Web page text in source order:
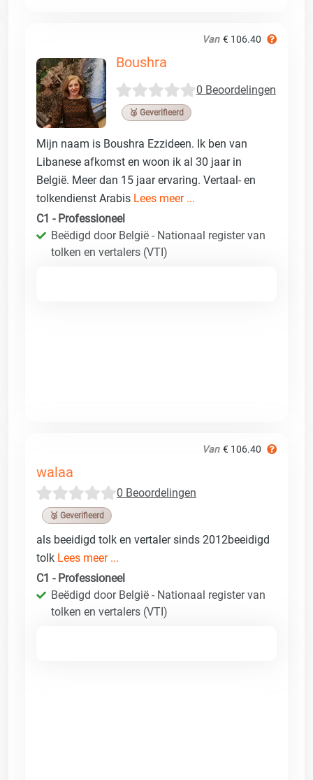
Van € 106.40
Boushra
0 Beoordelingen
🥉 Geverifieerd
Mijn naam is Boushra Ezzideen. Ik ben van
Libanese afkomst en woon ik al 30 jaar in
België. Meer dan 15 jaar ervaring. Vertaal- en
tolkendienst Arabis Lees meer ...
C1 - Professioneel
Beëdigd door België - Nationaal register van
tolken en vertalers (VTI)
Van € 106.40
walaa
0 Beoordelingen
🥉 Geverifieerd
als beeidigd tolk en vertaler sinds 2012beeidigd
tolk Lees meer ...
C1 - Professioneel
Beëdigd door België - Nationaal register van
tolken en vertalers (VTI)